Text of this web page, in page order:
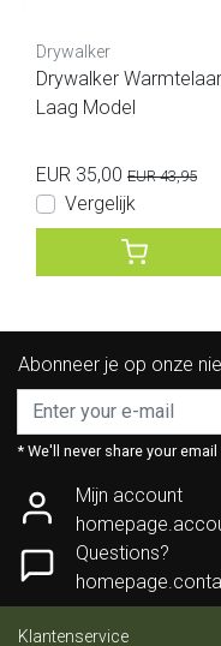
Drywalker
Drywalker
Laag Model
EUR 35,00 EUR 43,95
Vergelijk
Abonneer je op onze
* We'll never share your
Mijn account
Questions?
Klantenservice